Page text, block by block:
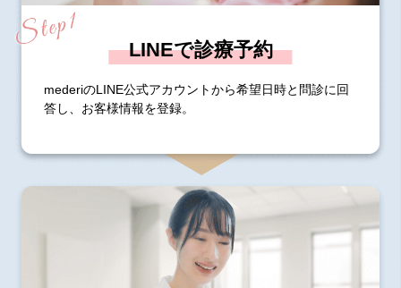
LINEで診療予約
mederiのLINE公式アカウントから希望日時と問診に回
答し、お客様情報を登録。